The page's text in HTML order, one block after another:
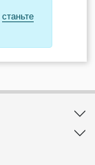
станьте